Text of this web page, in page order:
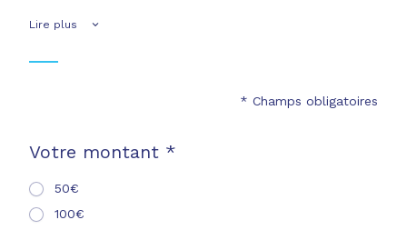
Lire plus
* Champs obligatoires
Votre montant *
50€
100€